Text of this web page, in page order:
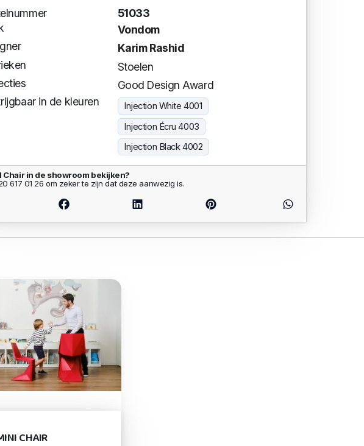
51033
Vondom
Karim Rashid
Stoelen
Good Design Award
in de kleuren
Injection White 4001
Injection Écru 4003
Injection Black 4002
Chair in de showroom bekijken?
617 01 26 om zeker te zijn dat deze aanwezig is.
CHAIR